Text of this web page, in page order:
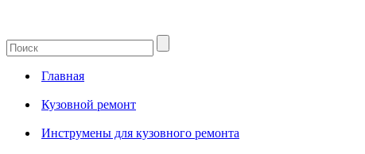
Главная
Кузовной ремонт
Инструмены для кузовного ремонта